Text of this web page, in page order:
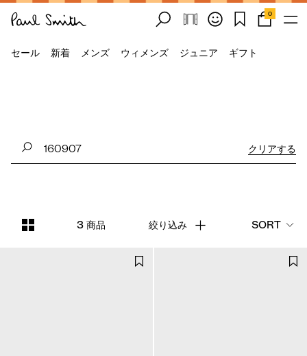
0
セール 新着 メンズ ウィメンズ ジュニア ギフト
クリアする
3 商品 絞り込み SORT